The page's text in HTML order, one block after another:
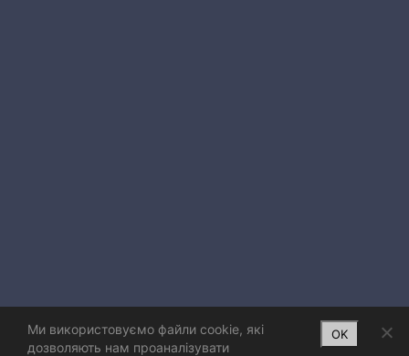
Ми використовуємо файли cookie, які
дозволяють нам проаналізувати
OK